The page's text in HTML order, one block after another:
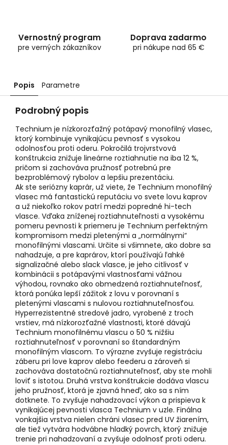
Vernostný program
pre verných zákazníkov
Doprava zadarmo
pri nákupe nad 65 €
Popis Parametre
Podrobný popis
Technium je nízkorozťažný potápavý monofilný vlasec,
ktorý kombinuje vynikajúcu pevnosť s vysokou
odolnosťou proti oderu. Pokročilá trojvrstvová
konštrukcia znižuje lineárne roztiahnutie na iba 12 %,
pričom si zachováva pružnosť potrebnú pre
bezproblémový rybolov a lepšiu prezentáciu.
Ak ste seriózny kaprár, už viete, že Technium monofilný
vlasec má fantastickú reputáciu vo svete lovu kaprov
a už niekoľko rokov patrí medzi popredné hi-tech
vlasce. Vďaka zníženej roztiahnuteľnosti a vysokému
pomeru pevnosti k priemeru je Technium perfektným
kompromisom medzi pletenými a „normálnymi“
monofilnými vlascami. Určite si všimnete, ako dobre sa
nahadzuje, a pre kaprárov, ktorí používajú ľahké
signalizačné alebo slack vlasce, je jeho citlivosť v
kombinácii s potápavými vlastnosťami vážnou
výhodou, rovnako ako obmedzená roztiahnuteľnosť,
ktorá ponúka lepší zážitok z lovu v porovnaní s
pletenými vlascami s nulovou roztiahnuteľnosťou.
Hyperrezistentné stredové jadro, vyrobené z troch
vrstiev, má nízkorozťažné vlastnosti, ktoré dávajú
Technium monofilnému vlascu o 50 % nižšiu
roztiahnuteľnosť v porovnaní so štandardným
monofilným vlascom. To výrazne zvyšuje registráciu
záberu pri love kaprov alebo feederu a zároveň si
zachováva dostatočnú roztiahnuteľnosť, aby ste mohli
loviť s istotou. Druhá vrstva konštrukcie dodáva vlascu
jeho pružnosť, ktorá je zjavná hneď, ako sa s ním
dotknete. To zvyšuje nahadzovací výkon a prispieva k
vynikajúcej pevnosti vlasca Technium v ​​uzle. Finálna
vonkajšia vrstva nielen chráni vlasec pred UV žiarením,
ale tiež vytvára hodvábne hladký povrch, ktorý znižuje
trenie pri nahadzovaní a zvyšuje odolnosť proti oderu.